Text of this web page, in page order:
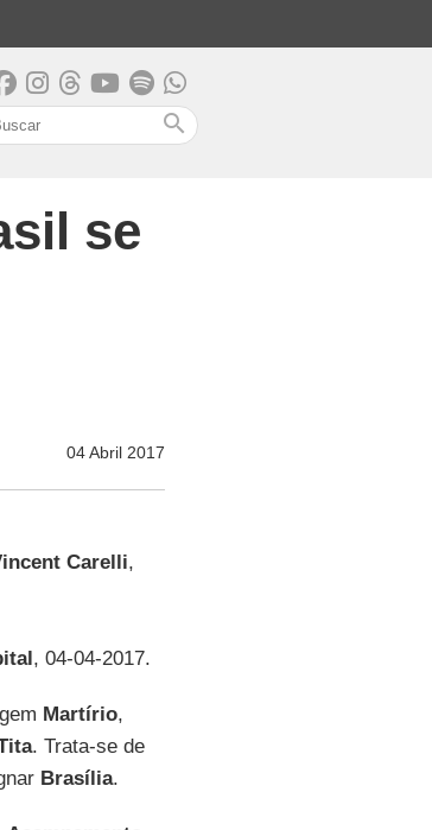
search
se
04 Abril 2017
Carelli,
, 04-04-2017.
Martírio,
. Trata-se de
Brasília.